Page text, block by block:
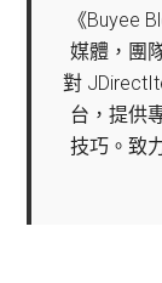
《Buyee
媒體，團
對
台，提供
技巧。致